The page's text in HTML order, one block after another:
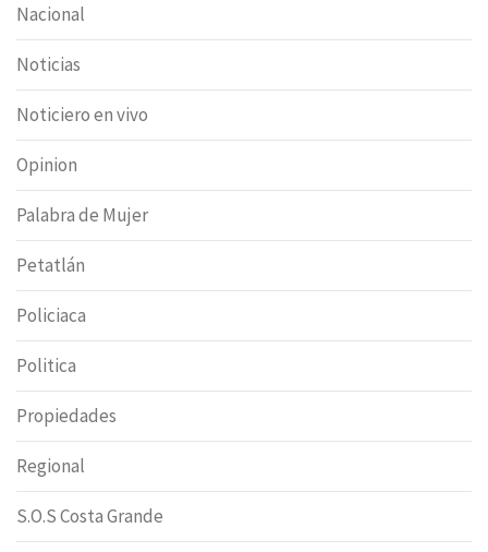
Nacional
Noticias
Noticiero en vivo
Opinion
Palabra de Mujer
Petatlán
Policiaca
Politica
Propiedades
Regional
S.O.S Costa Grande